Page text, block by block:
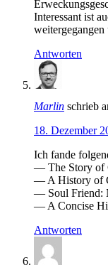
Interessant ist
Antworten
Marlin schrieb
18. Dezember
Ich fande
— The Story of
— A History of
— Soul Friend:
— A Concise
Antworten